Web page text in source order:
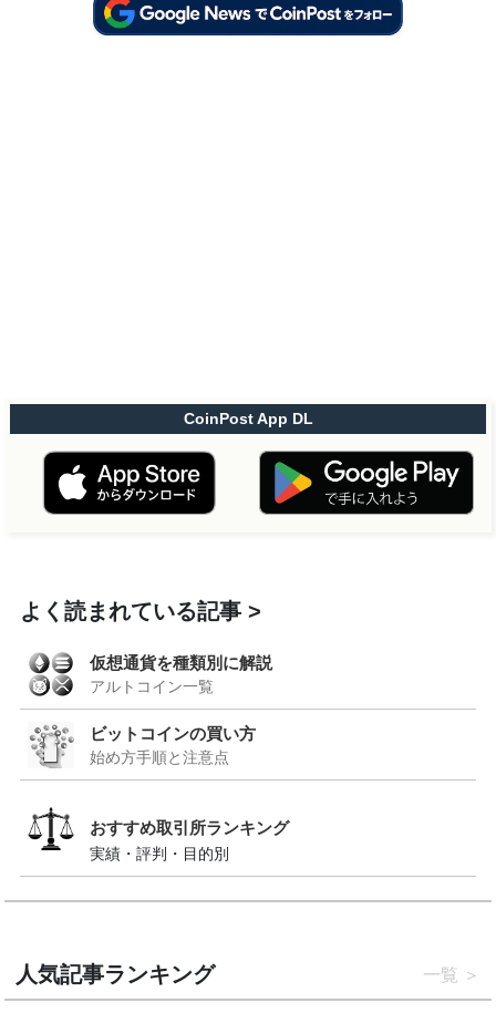
CoinPost App DL
よく読まれている記事
仮想通貨を種類別に解説
アルトコイン一覧
ビットコインの買い方
始め方手順と注意点
おすすめ取引所ランキング
実績・評判・目的別
人気記事ランキング 一覧